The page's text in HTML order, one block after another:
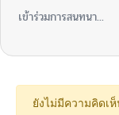
เข้าร่วมการสนทนา...
ยังไม่มีความคิดเ